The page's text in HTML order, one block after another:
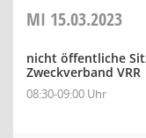
MI 15.03.2023
nicht öffentliche
Zweckverband VRR
08:30-09:00 Uhr